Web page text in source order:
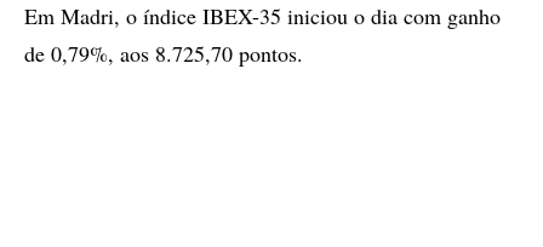
Em Madri, o índice IBEX-35 iniciou o dia com ganho
de 0,79%, aos 8.725,70 pontos.